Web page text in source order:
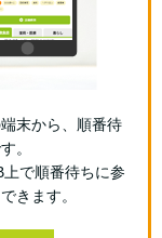
末から、順番待
。
で順番待ちに参
きます。